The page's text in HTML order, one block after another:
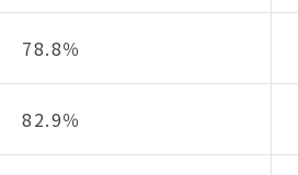
78.8％
82.9％